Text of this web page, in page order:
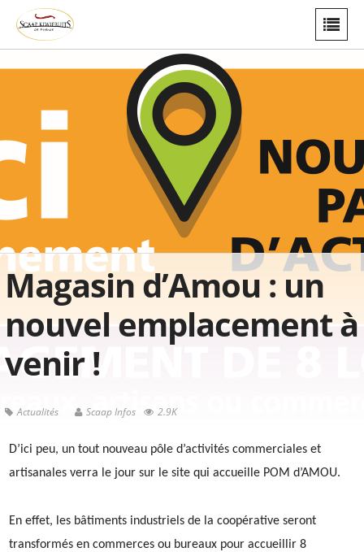
Magasin d’Amou : un
nouvel emplacement à
venir !
Actualités Scaap Infos 2.9K
D’ici peu, un tout nouveau pôle d’activités commerciales et
artisanales verra le jour sur le site qui accueille POM d’AMOU.
En effet, les bâtiments industriels de la coopérative seront
transformés en commerces ou bureaux pour accueillir 8